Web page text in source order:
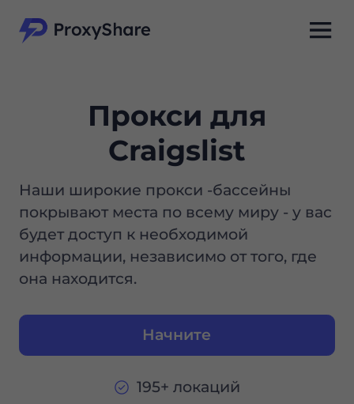
Прокси для
Craigslist
Наши широкие прокси -бассейны
покрывают места по всему миру - у вас
будет доступ к необходимой
информации, независимо от того, где
она находится.
Начните
195+ локаций